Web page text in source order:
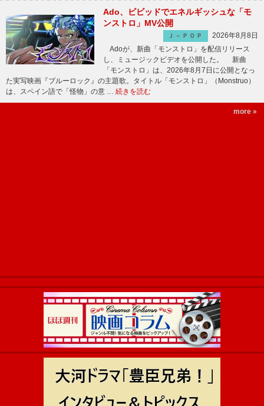
Ado、ビビッドでエネルギッシュな「モ
ンストロ」MV公開
Ｊ－ＰＯＰ
2026年8月8日
Adoが、新曲「モンストロ」を配信リリース
し、ミュージックビデオを公開した。 新曲
「モンストロ」は、2026年8月7日に公開となっ
た実写映画『ブルーロック』の主題歌。タイトル「モンストロ」（Monstruo）
は、スペイン語で「怪物」の意 … 続きを読む
more »